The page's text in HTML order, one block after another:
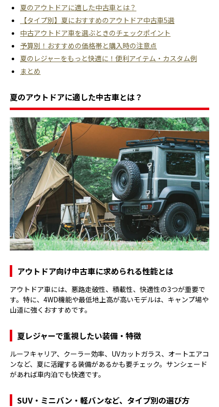
夏のアウトドアに適した中古車とは？
【タイプ別】夏におすすめのアウトドア中古車5選
中古アウトドア車を選ぶときのチェックポイント
予算別！おすすめの価格帯と購入時の注意点
夏のレジャーをもっと快適に！便利アイテム・カスタム例
まとめ
夏のアウトドアに適した中古車とは？
アウトドア向け中古車に求められる性能とは
アウトドア車には、悪路走破性、積載性、快適性の3つが重要で
す。特に、4WD機能や最低地上高が高いモデルは、キャンプ場や
山道に強くおすすめです。
夏レジャーで重視したい装備・特徴
ルーフキャリア、クーラー効率、UVカットガラス、オートエアコ
ンなど、夏に活躍する装備があるかも要チェック。サンシェード
があれば車内泊でも快適です。
SUV・ミニバン・軽バンなど、タイプ別の選び方